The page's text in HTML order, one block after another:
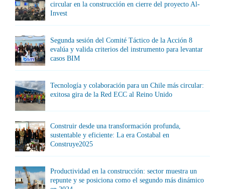
circular en la construcción en cierre del proyecto Al-
Invest
Segunda sesión del Comité Táctico de la Acción 8
evalúa y valida criterios del instrumento para levantar
casos BIM
Tecnología y colaboración para un Chile más circular:
exitosa gira de la Red ECC al Reino Unido
Construir desde una transformación profunda,
sustentable y eficiente: La era Costabal en
Construye2025
Productividad en la construcción: sector muestra un
repunte y se posiciona como el segundo más dinámico